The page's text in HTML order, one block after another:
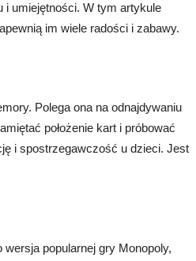
i umiejętności. W tym artykule
im wiele radości i zabawy.
Polega ona na odnajdywaniu
położenie kart i próbować
i spostrzegawczość u dzieci. Jest
wersja popularnej gry Monopoly,